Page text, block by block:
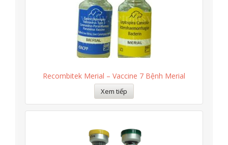
Recombitek Merial – Vaccine 7 Bệnh Merial
Xem tiếp